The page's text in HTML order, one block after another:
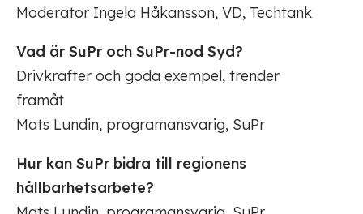
Moderator Ingela Håkansson, VD, Techtank
Vad är SuPr och SuPr-nod Syd?
Drivkrafter och goda exempel, trender
framåt
Mats Lundin, programansvarig, SuPr
Hur kan SuPr bidra till regionens
hållbarhetsarbete?